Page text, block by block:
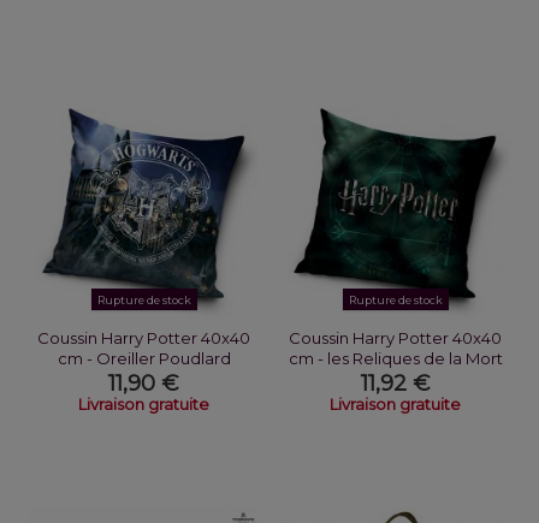
Rupture de stock
Coussin Harry Potter 40x40
cm - Oreiller Poudlard
11,90 €
Livraison gratuite
Rupture de stock
Coussin Harry Potter 40x40
cm - les Reliques de la Mort
11,92 €
Livraison gratuite